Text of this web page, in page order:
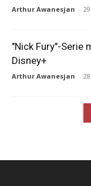
Arthur Awanesjan -
"Nick Fury"-Serie
Disney+
Arthur Awanesjan -